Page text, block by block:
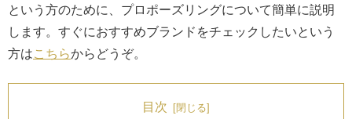
という方のために、プロポーズリングについて簡単に説明
します。すぐにおすすめブランドをチェックしたいという
方はこちらからどうぞ。
目次